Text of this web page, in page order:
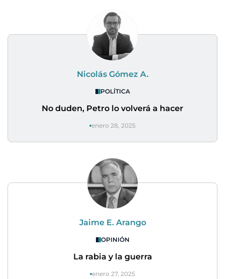
Nicolás Gómez A.
POLÍTICA
No duden, Petro lo volverá a hacer
enero 28, 2025
Jaime E. Arango
OPINIÓN
La rabia y la guerra
enero 27, 2025